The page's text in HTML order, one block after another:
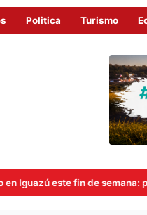
Politica Turismo
semana: probables lluvias y